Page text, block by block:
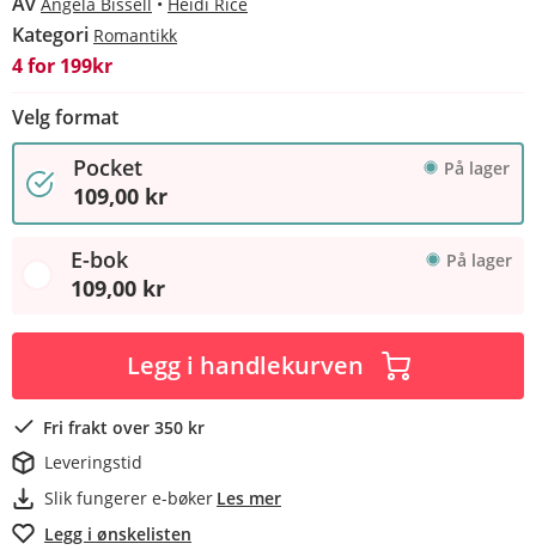
Kategori Romantikk
4 for 199kr
Velg format
Pocket På lager
109,00 kr
E-bok På lager
109,00 kr
Legg i handlekurven
Fri frakt over 350 kr
Leveringstid
Slik fungerer e-bøker Les mer
Legg i ønskelisten